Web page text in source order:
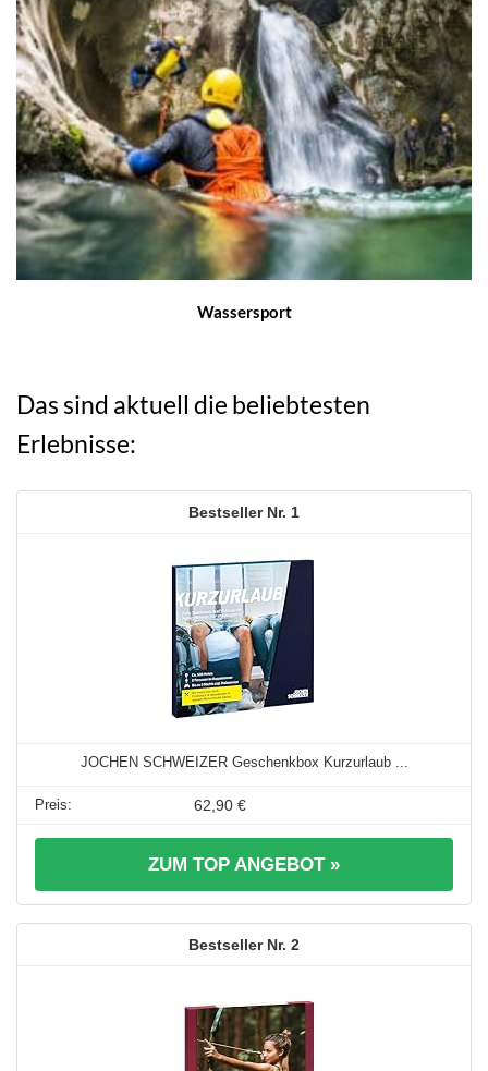
Wassersport
Das sind aktuell die beliebtesten
Erlebnisse:
1
JOCHEN SCHWEIZER Geschenkbox Kurzurlaub ...
62,90 €
ZUM TOP ANGEBOT »
2